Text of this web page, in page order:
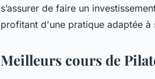
s’assurer de faire un
profitant d'une pratique adaptée à
Meilleurs cours de